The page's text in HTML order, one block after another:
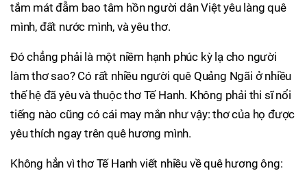
tắm mát đẫm bao tâm hồn người dân Việt yêu làng quê
mình, đất nước mình, và yêu thơ.
Đó chẳng phải là một niềm hạnh phúc kỳ lạ cho người
làm thơ sao? Có rất nhiều người quê Quảng Ngãi ở nhiều
thế hệ đã yêu và thuộc thơ Tế Hanh. Không phải thi sĩ nổi
tiếng nào cũng có cái may mắn như vậy: thơ của họ được
yêu thích ngay trên quê hương mình.
Không hẳn vì thơ Tế Hanh viết nhiều về quê hương ông: